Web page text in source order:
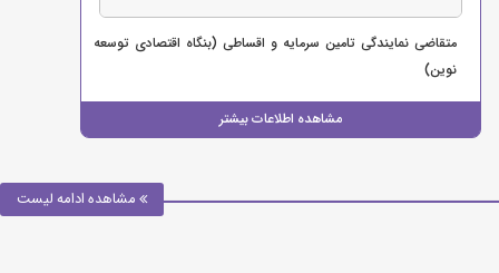
مشاهده اطلاعات بیشتر
متقاضی نمایندگی تامین سرمایه و اقساطی (بنگاه اقتصادی توسعه
نوین)
مشاهده ادامه لیست